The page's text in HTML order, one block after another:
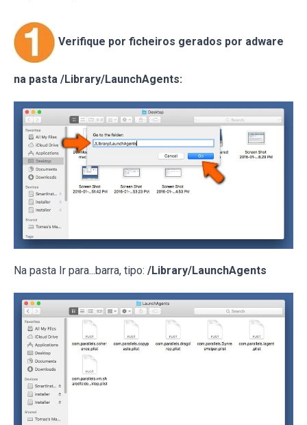
Verifique por ficheiros gerados por adware
na pasta /Library/LaunchAgents:
Na pasta Ir para...barra, tipo: /Library/LaunchAgents